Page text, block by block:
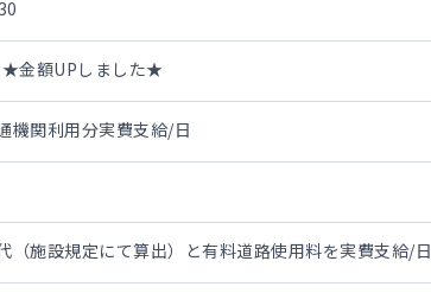
金額UPしました★
機関利用分実費支給/日
（施設規定にて算出）と有料道路使用料を実費支給/日